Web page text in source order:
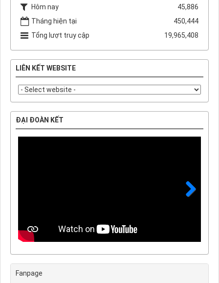
Hôm nay
45,886
Tháng hiện tại
450,444
Tổng lượt truy cập
19,965,408
LIÊN KẾT WEBSITE
ĐẠI ĐOÀN KẾT
Fanpage